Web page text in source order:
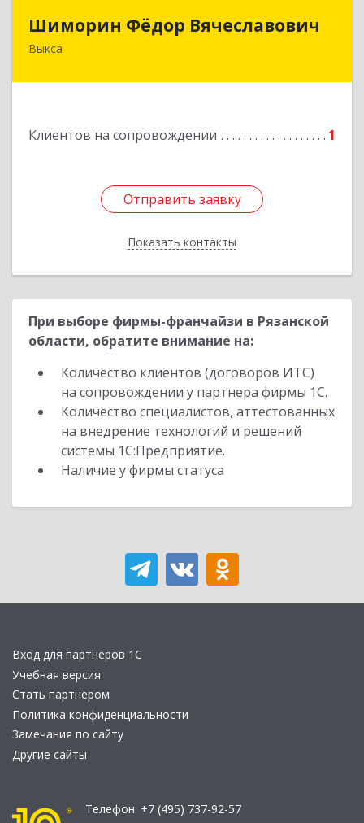
Шиморин Фёдор Вячеславович
Выкса
Клиентов на сопровождении 1
Отправить заявку
Показать контакты
Шиморин Фёдор Вячеславович
Отправить заявку
Назад
При выборе фирмы-франчайзи в Рязанской
области, обратите внимание на:
Количество клиентов (договоров ИТС)
на сопровождении у партнера фирмы 1С.
Количество специалистов, аттестованных
на внедрение технологий и решений
системы 1С:Предприятие.
Наличие у фирмы статуса
Вход для партнеров 1С
Учебная версия
Стать партнером
Политика конфиденциальности
Замечания по сайту
Другие сайты
Телефон: +7 (495) 737-92-57